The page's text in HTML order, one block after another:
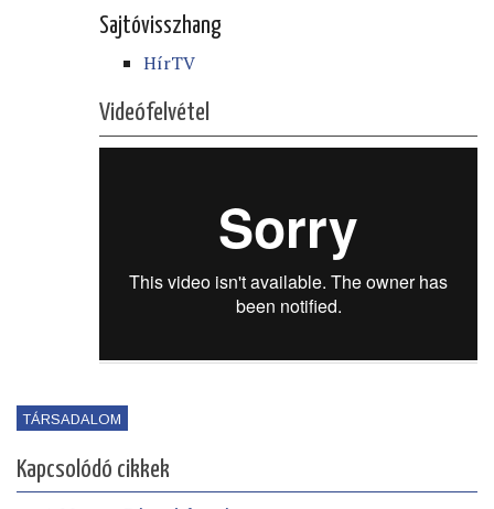
Sajtóvisszhang
HírTV
Videófelvétel
TÁRSADALOM
Kapcsolódó cikkek